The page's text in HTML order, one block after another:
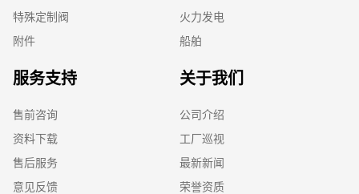
特殊定制阀
附件
火力发电
船舶
服务支持
售前咨询
资料下载
售后服务
意见反馈
关于我们
公司介绍
工厂巡视
最新新闻
荣誉资质